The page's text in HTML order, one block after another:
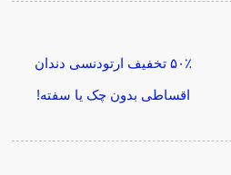
۵۰٪ تخفیف ارتودنسی دندان
اقساطی بدون چک یا سفته!